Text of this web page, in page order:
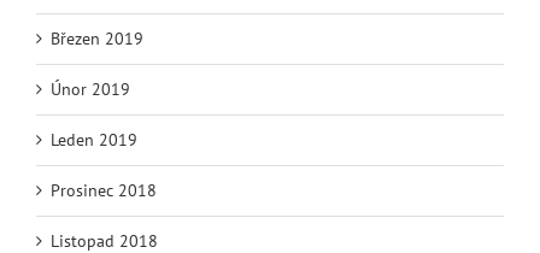
Březen 2019
Únor 2019
Leden 2019
Prosinec 2018
Listopad 2018